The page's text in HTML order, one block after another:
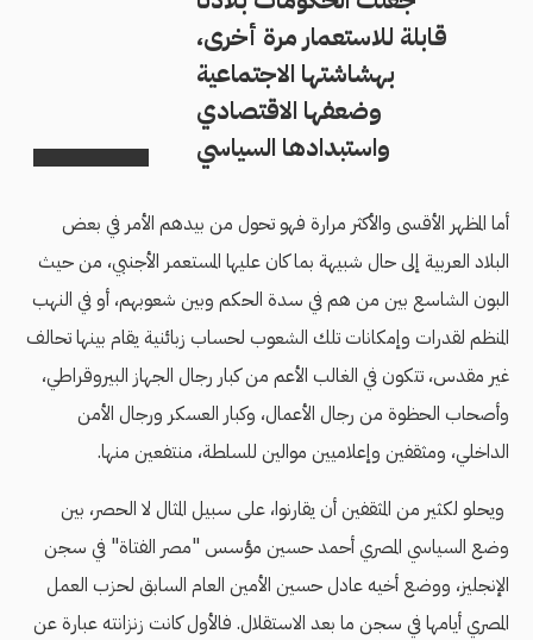
قابلة للاستعمار مرة أخرى،
بهشاشتها الاجتماعية
وضعفها الاقتصادي
واستبدادها السياسي
أما المظهر الأقسى والأكثر مرارة فهو تحول من بيدهم الأمر في بعض
البلاد العربية إلى حال شبيهة بما كان عليها المستعمر الأجنبي، من حيث
البون الشاسع بين من هم في سدة الحكم وبين شعوبهم، أو في النهب
المنظم لقدرات وإمكانات تلك الشعوب لحساب زبائنية يقام بينها تحالف
غير مقدس، تتكون في الغالب الأعم من كبار رجال الجهاز البيروقراطي،
وأصحاب الحظوة من رجال الأعمال، وكبار العسكر ورجال الأمن
الداخلي، ومثقفين وإعلاميين موالين للسلطة، منتفعين منها.
ويحلو لكثير من المثقفين أن يقارنوا، على سبيل المثال لا الحصر، بين
وضع السياسي المصري أحمد حسين مؤسس "مصر الفتاة" في سجن
الإنجليز، ووضع أخيه عادل حسين الأمين العام السابق لحزب العمل
المصري أيامها في سجن ما بعد الاستقلال. فالأول كانت زنزانته عبارة عن